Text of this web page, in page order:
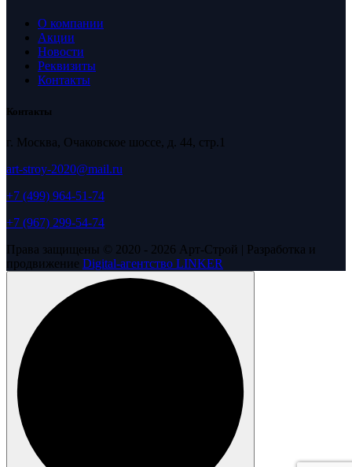
О компании
Акции
Новости
Реквизиты
Контакты
Контакты
г. Москва, Очаковское шоссе, д. 44, стр.1
art-stroy-2020@mail.ru
+7 (499) 964-51-74
+7 (967) 299-54-74
Права защищены © 2020 - 2026 Арт-Строй | Разработка и
продвижение Digital-агентство LINKER